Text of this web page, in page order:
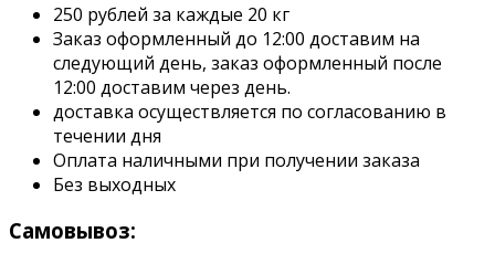
250 рублей за каждые 20 кг
Заказ оформленный до 12:00 доставим на
следующий день, заказ оформленный после
12:00 доставим через день.
доставка осуществляется по согласованию в
течении дня
Оплата наличными при получении заказа
Без выходных
Самовывоз: